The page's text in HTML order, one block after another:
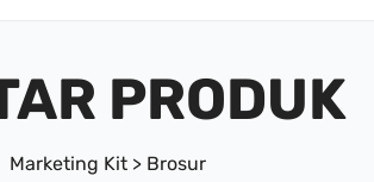
PRODUK
Marketing Kit > Brosur